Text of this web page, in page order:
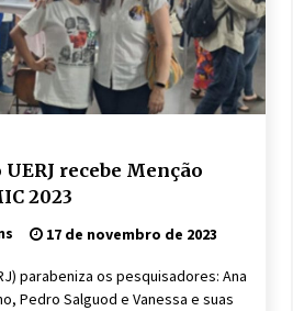
recebe Menção
2023
17 de novembro de 2023
parabeniza os pesquisadores: Ana
Pedro Salguod e Vanessa e suas